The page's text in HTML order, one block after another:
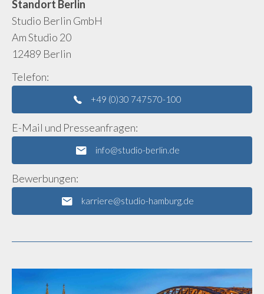
Standort Berlin
Studio Berlin GmbH
Am Studio 20
12489 Berlin
Telefon:
+49 (0)30 747570-100
E-Mail und Presseanfragen:
info@studio-berlin.de
Bewerbungen:
karriere@studio-hamburg.de